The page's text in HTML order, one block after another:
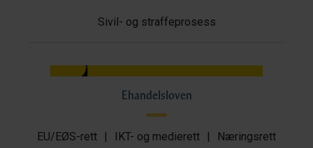
Sivil- og straffeprosess
Ehandelsloven
EU/EØS-rett | IKT- og medierett | Næringsrett